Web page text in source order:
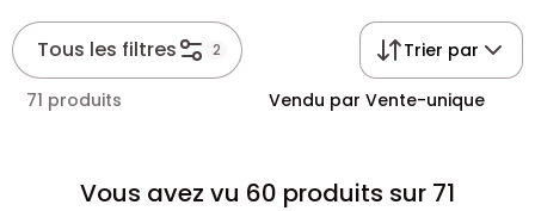
Tous les filtres 2 Trier par
71 produits Vendu par Vente-unique
Vous avez vu 60 produits sur 71